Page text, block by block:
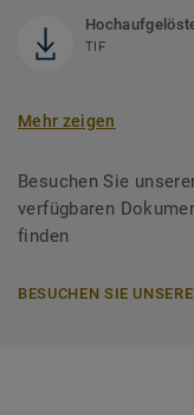
TIF
Mehr zeigen
Besuchen Sie
verfügbaren
finden
BESUCHEN SIE